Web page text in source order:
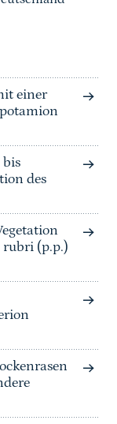
einer
bis
des
rubri (p.p.)